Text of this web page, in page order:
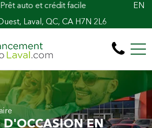
et crédit facile
Laval, QC, CA H7N 2L6
EN
D'OCCASION EN